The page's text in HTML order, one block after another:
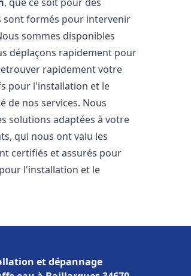
sont formés pour intervenir
sommes disponibles
déplaçons rapidement pour
rapidement votre
pour l'installation et le
de nos services. Nous
solutions adaptées à votre
qui nous ont valu les
certifiés et assurés pour
l'installation et le
et dépannage